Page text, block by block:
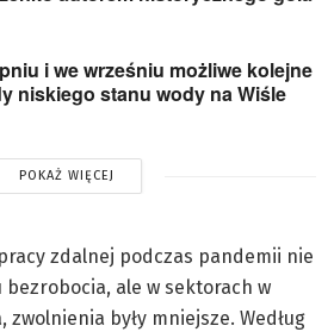
i we wrześniu możliwe kolejne
niskiego stanu wody na Wiśle
POKAŻ WIĘCEJ
zdalnej podczas pandemii nie
bezrobocia, ale w sektorach w
zwolnienia były mniejsze. Według